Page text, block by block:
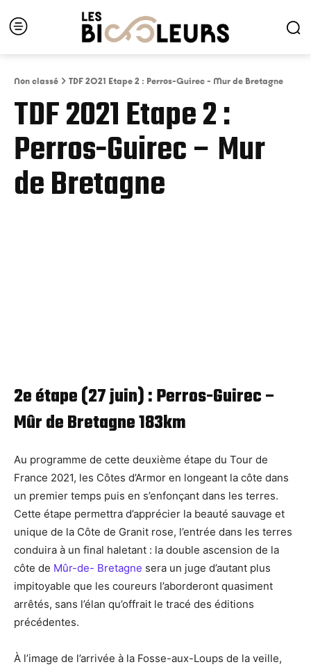
Non classé TDF 2021 Etape 2 : Perros-Guirec - Mur de Bretagne
TDF 2021 Etape 2 :
Perros-Guirec – Mur
de Bretagne
2e étape (27 juin) : Perros-Guirec –
Mûr de Bretagne 183km
Au programme de cette deuxième étape du Tour de
France 2021, les Côtes d’Armor en longeant la côte dans
un premier temps puis en s’enfonçant dans les terres.
Cette étape permettra d’apprécier la beauté sauvage et
unique de la Côte de Granit rose, l’entrée dans les terres
conduira à un final haletant : la double ascension de la
côte de Mûr-de- Bretagne sera un juge d’autant plus
impitoyable que les coureurs l’aborderont quasiment
arrêtés, sans l’élan qu’offrait le tracé des éditions
précédentes.
À l’image de l’arrivée à la Fosse-aux-Loups de la veille,